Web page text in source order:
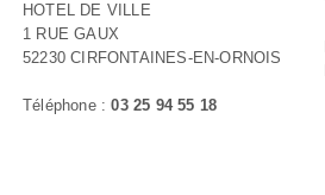
HOTEL DE VILLE
1 RUE GAUX
52230 CIRFONTAINES-EN-ORNOIS
Téléphone :03 25 94 55 18